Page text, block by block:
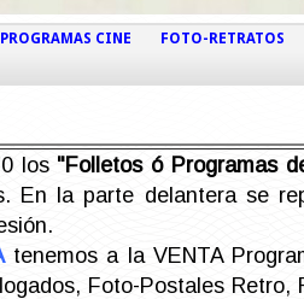
CINE FOTO-RETRATOS
los "Folletos ó Programas
En la parte delantera se
tenemos a la VENTA
Foto-Postales